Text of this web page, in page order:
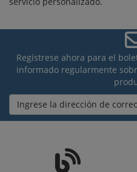
Regístrese ahora para el
informado regularmente
Ingrese la dirección de